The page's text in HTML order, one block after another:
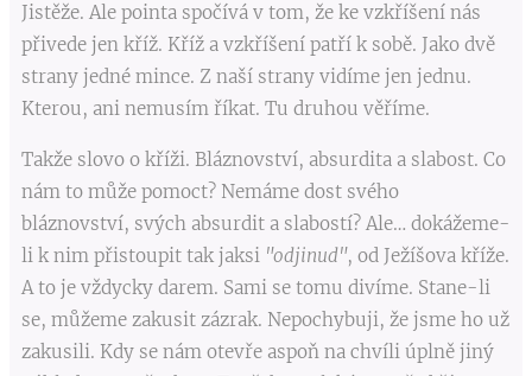
Jistěže. Ale pointa spočívá v tom, že ke vzkříšení nás
přivede jen kříž. Kříž a vzkříšení patří k sobě. Jako dvě
strany jedné mince. Z naší strany vidíme jen jednu.
Kterou, ani nemusím říkat. Tu druhou věříme.
Takže slovo o kříži. Bláznovství, absurdita a slabost. Co
nám to může pomoct? Nemáme dost svého
bláznovství, svých absurdit a slabostí? Ale… dokážeme-
li k nim přistoupit tak jaksi "odjinud", od Ježíšova kříže.
A to je vždycky darem. Sami se tomu divíme. Stane-li
se, můžeme zakusit zázrak. Nepochybuji, že jsme ho už
zakusili. Kdy se nám otevře aspoň na chvíli úplně jiný